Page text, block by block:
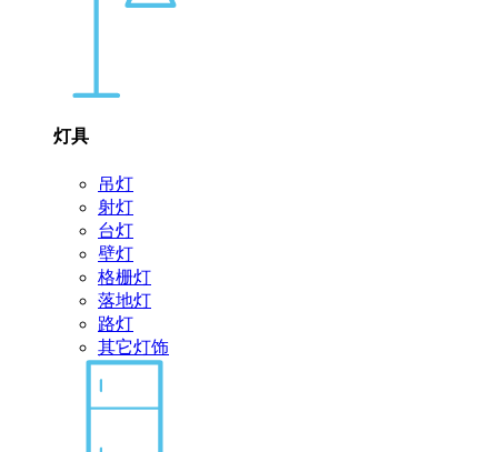
灯具
吊灯
射灯
台灯
壁灯
格栅灯
落地灯
路灯
其它灯饰